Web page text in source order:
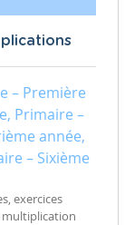
– Première
Primaire –
année,
– Sixième
exercices
multiplication